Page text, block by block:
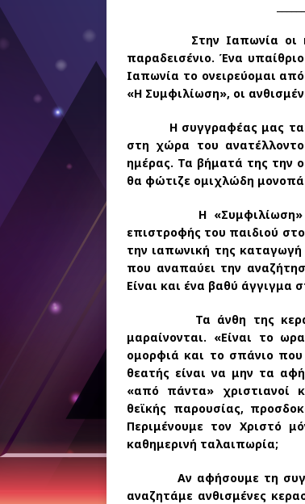
Στην Ιαπωνία οι
παραδεισένιο. Ένα
Ιαπωνία το ονειρεύομαι
«Η Συμφιλίωση», οι
Η συγγραφέας μας
στη χώρα του
ημέρας. Τα βήματά της την
θα φώτιζε ομιχλώδη
Η «Συμφιλίωση» της
επιστροφής του παιδιού
την ιαπωνική της
που αναπαύει την
Είναι και ένα βαθύ
Τα άνθη της κερασιάς
μαραίνονται. «Είναι το
ομορφιά και το σπάνιο που
θεατής είναι να μην τα
«από πάντα» χριστιανοί
θεϊκής παρουσίας,
Περιμένουμε τον Χριστό
καθημερινή ταλαιπωρία;
Αν αφήσουμε τη
αναζητάμε ανθισμένες